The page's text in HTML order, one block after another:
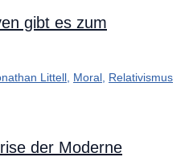
gibt es zum
Littell Moral Relativismus
der Moderne